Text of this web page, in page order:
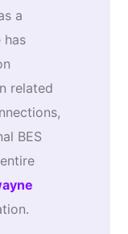
a
has
related
BES